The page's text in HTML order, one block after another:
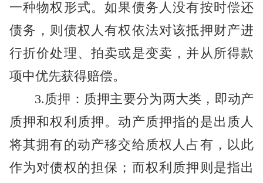
一种物权形式。如果债务人没有按时偿还
债务，则债权人有权依法对该抵押财产进
行折价处理、拍卖或是变卖，并从所得款
项中优先获得赔偿。
3.质押：质押主要分为两大类，即动产
质押和权利质押。动产质押指的是出质人
将其拥有的动产移交给质权人占有，以此
作为对债权的担保；而权利质押则是指出